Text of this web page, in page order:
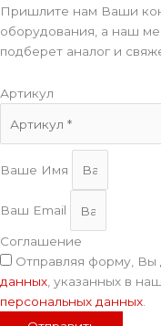
Пришлите нам Ваши
оборудования, а наш
подберет аналог и
Артикул
Ваше Имя
Ваш Email
Соглашение
Отправляя форму, Вы
данных , указанных в
персональных данных